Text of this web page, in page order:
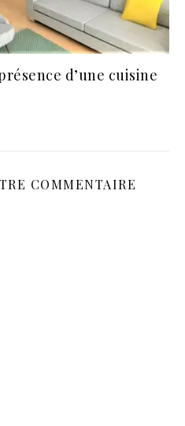
d’une cuisine
COMMENTAIRE